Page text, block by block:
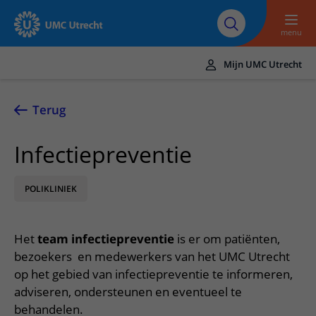
Naar hoofdinhoud
Over UMC
Utrecht
Research
Werken bij het UMC
Utrecht
menu
UMC Utrecht
Zorg en behandeling
Ziekten en aandoeningen
Poliklinieken
Verpleegafdelingen
Onze zorgverleners
Afspraak en opname
Bezoek aan de polikliniek
Opname in het ziekenhuis
Voorbereiding op uw afspraak
Op bezoek in het UMC Utrecht
Apotheek
Winkels en restaurants
Contact en route
Spoed
Contactgegevens
Verwijzers
Patiënt verwijzen
Mijn UMC Utrecht
Terug
Infectiepreventie
POLIKLINIEK
Hetteam infectiepreventie is er om patiënten,
bezoekers en medewerkers van het UMC Utrecht
op het gebied van infectiepreventie te informeren,
adviseren, ondersteunen en eventueel te
behandelen.